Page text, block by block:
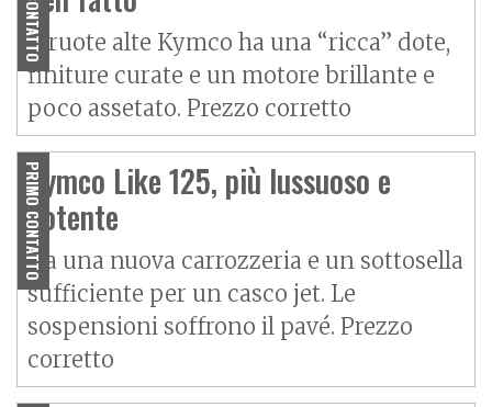
Il ruote alte Kymco ha una “ricca” dote,
finiture curate e un motore brillante e
poco assetato. Prezzo corretto
PRIMO CONTATTO
Kymco Like 125, più lussuoso e
potente
Ha una nuova carrozzeria e un sottosella
sufficiente per un casco jet. Le
sospensioni soffrono il pavé. Prezzo
corretto